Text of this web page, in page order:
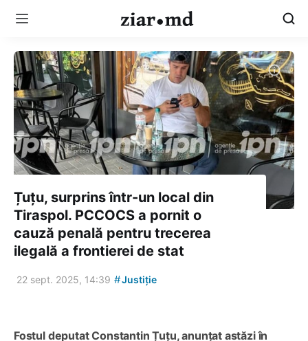
Țuțu, surprins într-un local din
Tiraspol. PCCOCS a pornit o
cauză penală pentru trecerea
ilegală a frontierei de stat
22 sept. 2025, 14:39 #Justiție
Fostul deputat Constantin Țuțu, anunțat astăzi în